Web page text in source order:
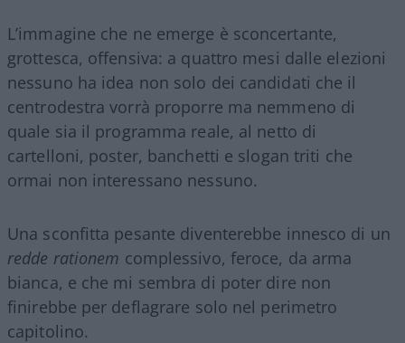
L’immagine che ne emerge è sconcertante,
grottesca, offensiva: a quattro mesi dalle elezioni
nessuno ha idea non solo dei candidati che il
centrodestra vorrà proporre ma nemmeno di
quale sia il programma reale, al netto di
cartelloni, poster, banchetti e slogan triti che
ormai non interessano nessuno.
Una sconfitta pesante diventerebbe innesco di un
redde rationem complessivo, feroce, da arma
bianca, e che mi sembra di poter dire non
finirebbe per deflagrare solo nel perimetro
capitolino.